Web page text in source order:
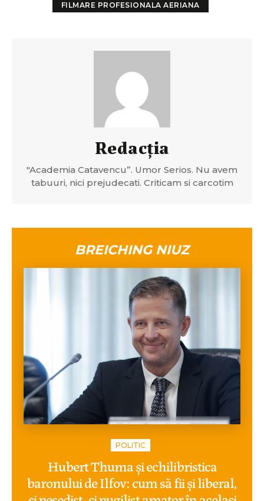
FILMARE PROFESIONALA AERIANA
Redacția
"Academia Catavencu”. Umor Serios. Nu avem
tabuuri, nici prejudecati. Criticam si carcotim
BREICHING NIUZ
POLITIC
Hubert Thuma și echilibristica
baronului de Ilfov: cum să fii și liberal,